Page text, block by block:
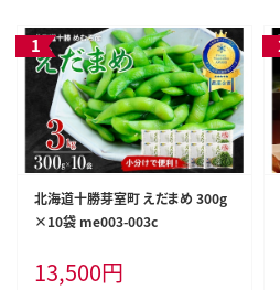
北海道十勝芽室町 えだまめ 300g
×10袋 me003-003c
13,500円